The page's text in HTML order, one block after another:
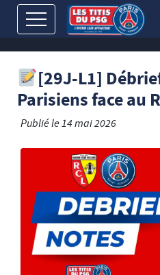
[29J-L1]
Parisiens face au
Publié le14 mai 2026